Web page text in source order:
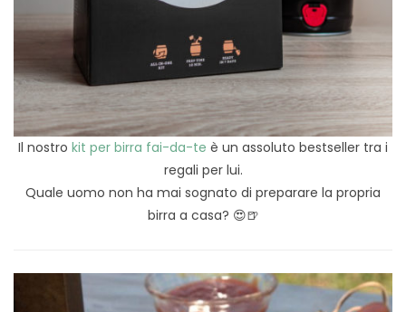
Il nostro kit per birra fai-da-te è un assoluto bestseller tra i
regali per lui.
Quale uomo non ha mai sognato di preparare la propria
birra a casa? 😍🍺